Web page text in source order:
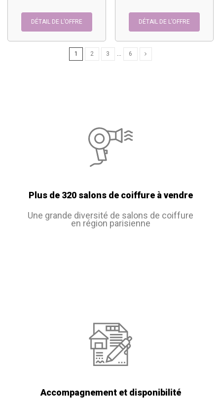
DÉTAIL DE L’OFFRE DÉTAIL DE L’OFFRE
1 2 3 … 6
Plus de 320 salons de coiffure à vendre
Une grande diversité de salons de coiffure
en région parisienne
Accompagnement et disponibilité